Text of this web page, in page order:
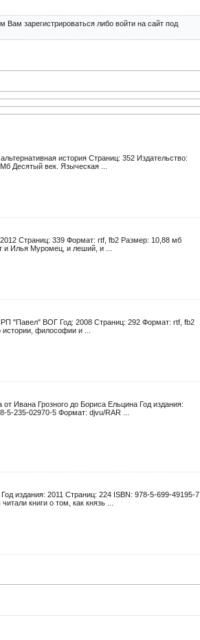
зарегистрироваться либо войти на сайт под
история Страниц: 352 Издательство:
Десятый век. Языческая ...
Страниц: 339 Формат: rtf, fb2 Размер: 10,88 мб
и Илья Муромец, и леший, и ...
"Павел" ВОГ Год: 2008 Страниц: 292 Формат: rtf, fb2
философии и ...
Ивана Грозного до Бориса Ельцина Год издания:
5-235-02970-5 Формат: djvu/RAR ...
издания: 2011 Страниц: 224 ISBN: 978-5-699-49195-7
книги о том, как князь ...